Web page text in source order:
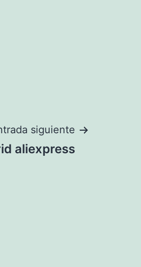
siguiente
aliexpress